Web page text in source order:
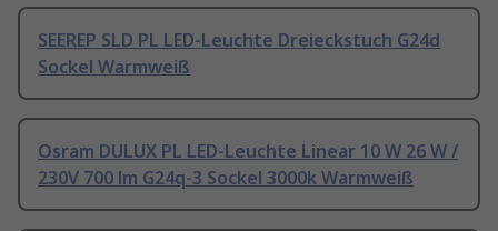
SEEREP SLD PL LED-Leuchte Dreieckstuch G24d
Sockel Warmweiß
Osram DULUX PL LED-Leuchte Linear 10 W 26 W /
230V 700 lm G24q-3 Sockel 3000k Warmweiß